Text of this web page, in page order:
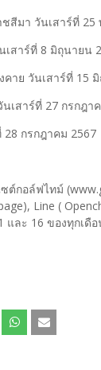
มา วันเสาร์ที่ 25
สาร์ที่ 8 มิถุนายน
าย วันเสาร์ที่ 15
สาร์ที่ 27 กรกฎา
กรกฎาคม 2567
ต์กอล์ฟไทม์
Line (
และ 16 ของทุกเดือ